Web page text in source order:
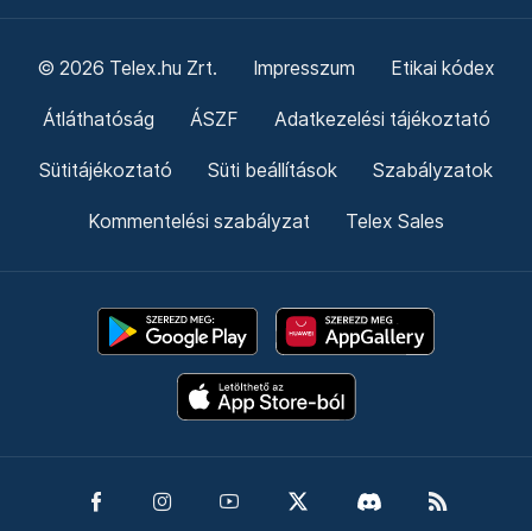
© 2026 Telex.hu Zrt. Impresszum Etikai kódex
Átláthatóság ÁSZF Adatkezelési tájékoztató
Sütitájékoztató Süti beállítások Szabályzatok
Kommentelési szabályzat Telex Sales